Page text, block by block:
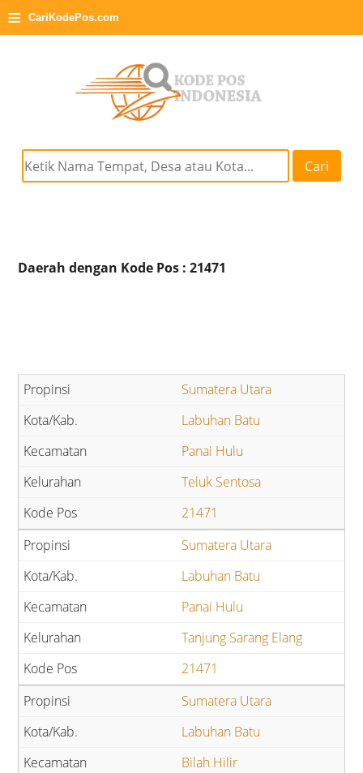
≡ CariKodePos.com
Cari
Daerah dengan Kode Pos : 21471
Sumatera Utara
Labuhan Batu
Panai Hulu
Teluk Sentosa
21471
Sumatera Utara
Labuhan Batu
Panai Hulu
Tanjung Sarang Elang
21471
Sumatera Utara
Labuhan Batu
Bilah Hilir